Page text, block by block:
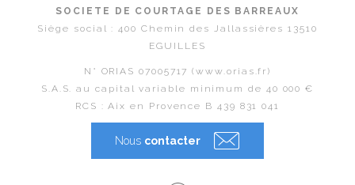
SOCIETE DE COURTAGE DES BARREAUX
Siège social : 400 Chemin des Jallassières 13510
EGUILLES
N° ORIAS 07005717 (www.orias.fr)
S.A.S. au capital variable minimum de 40 000 €
RCS : Aix en Provence B 439 831 041
Nous contacter